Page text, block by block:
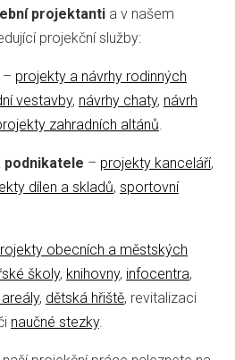
projektanti a v našem
projekční služby:
– projekty a návrhy rodinných
vestavby, návrhy chaty, návrh
zahradních altánů.
– projekty kanceláří,
dílen a skladů, sportovní
obecních a městských
školy, knihovny, infocentra,
, dětská hřiště, revitalizaci
naučné stezky.